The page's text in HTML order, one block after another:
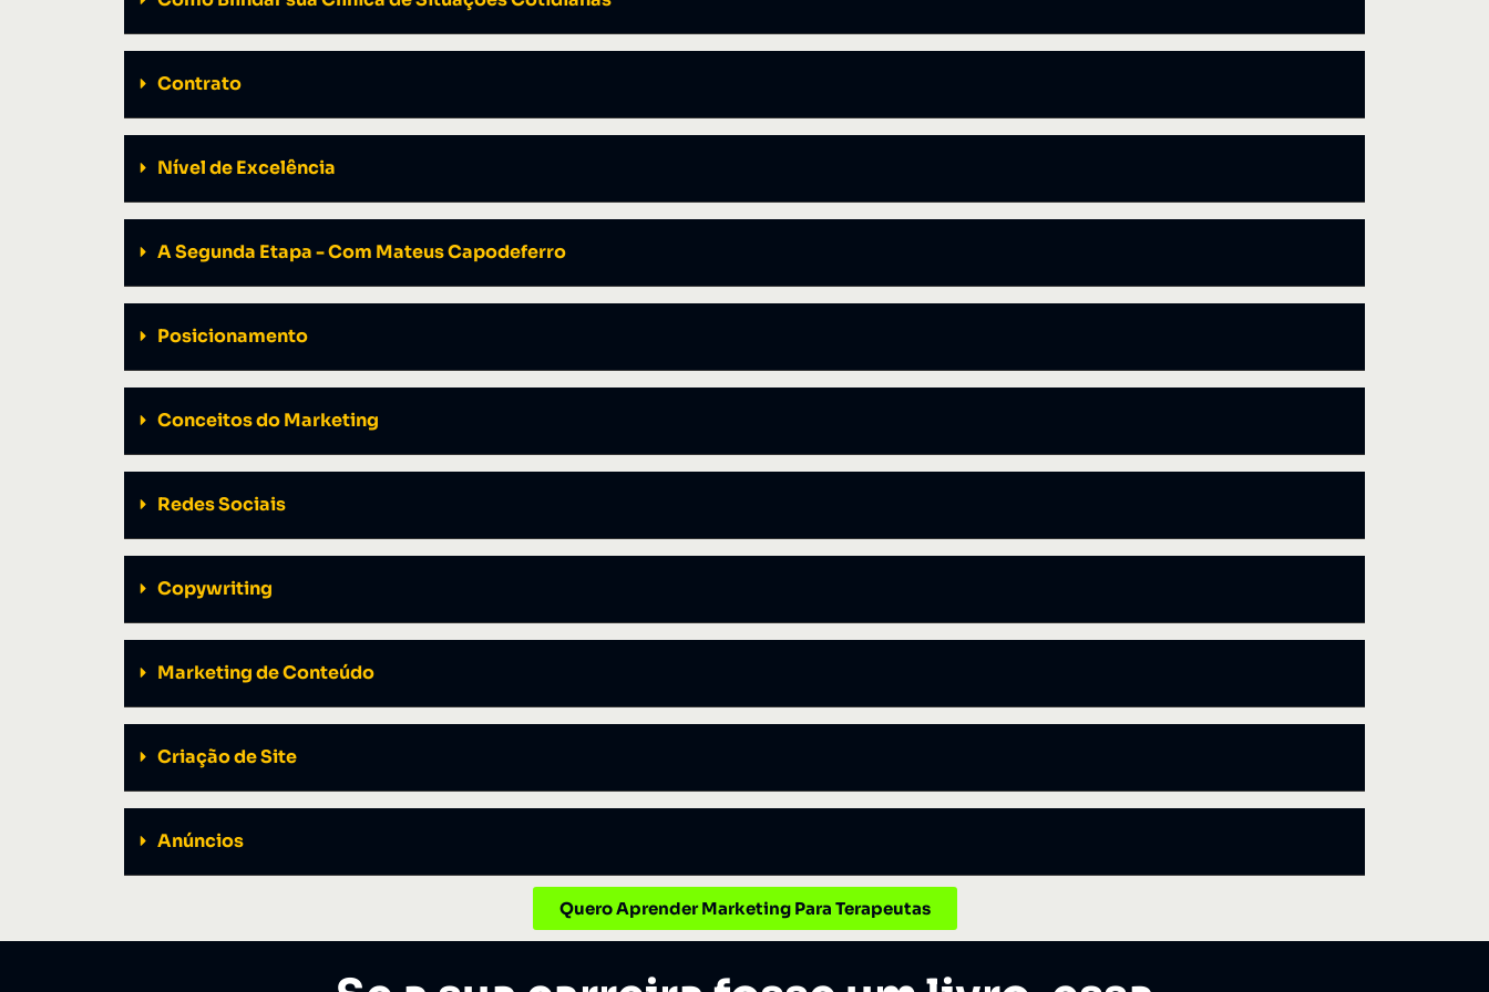
Contrato
Nível de Excelência
A Segunda Etapa - Com Mateus Capodeferro
Posicionamento
Conceitos do Marketing
Redes Sociais
Copywriting
Marketing de Conteúdo
Criação de Site
Anúncios
Quero Aprender Marketing Para Terapeutas